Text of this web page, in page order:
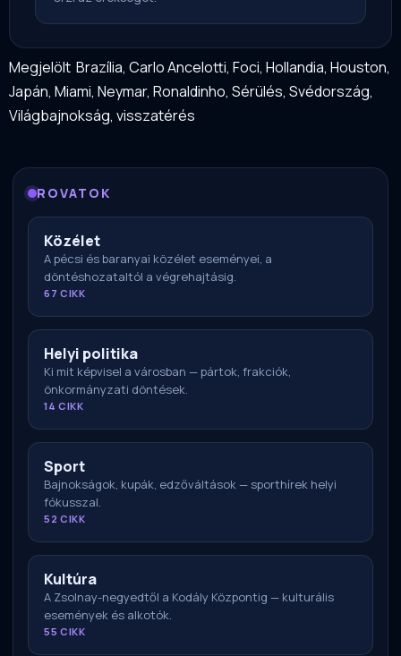
Megjelölt Brazília,Carlo Ancelotti,Foci,Hollandia,Houston,
Japán, Miami, Neymar, Ronaldinho, Sérülés, Svédország,
Világbajnokság, visszatérés
ROVATOK
Közélet
A pécsi és baranyai közélet eseményei, a
döntéshozataltól a végrehajtásig.
67 CIKK
Helyi politika
Ki mit képvisel a városban — pártok, frakciók,
önkormányzati döntések.
14 CIKK
Sport
Bajnokságok, kupák, edzőváltások — sporthírek helyi
fókusszal.
52 CIKK
Kultúra
A Zsolnay-negyedtől a Kodály Központig — kulturális
események és alkotók.
55 CIKK